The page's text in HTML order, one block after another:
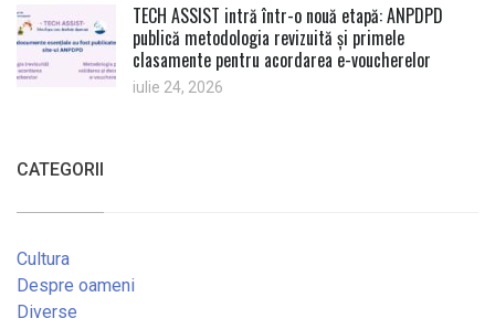
TECH ASSIST intră într-o nouă etapă: ANPDPD
publică metodologia revizuită și primele
clasamente pentru acordarea e-voucherelor
iulie 24, 2026
CATEGORII
Cultura
Despre oameni
Diverse